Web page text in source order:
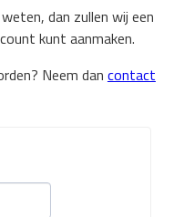
dan zullen wij een
kunt aanmaken.
Neem dan contact